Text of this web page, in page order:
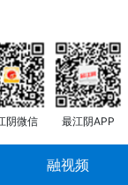
阴微信 最江阴APP
融视频